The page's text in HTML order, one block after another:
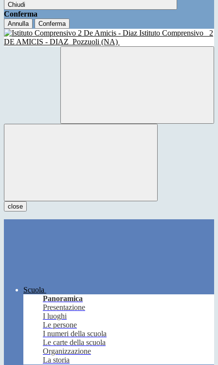
Chiudi
Conferma
Annulla Conferma
Istituto Comprensivo
2
DE AMICIS - DIAZ Pozzuoli (NA)
close
Scuola
Panoramica
Presentazione
I luoghi
Le persone
I numeri della scuola
Le carte della scuola
Organizzazione
La storia